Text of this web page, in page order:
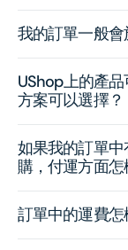
我的訂單一般
UShop上的產
方案可以選擇？
如果我的訂單
購，付運方面怎
訂單中的運費怎